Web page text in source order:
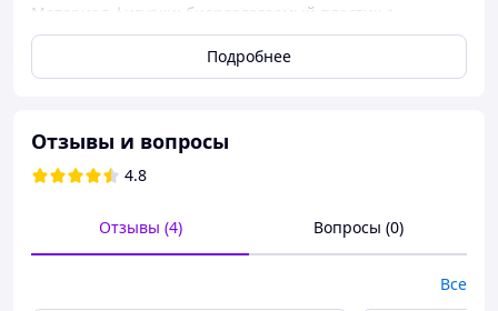
Материал фигурки: биоразлагаемый пластик с
гипсовым наполнением.
Вес: 500-600гр.
Подробнее
Отзывы и вопросы
4.8
Отзывы (4) Вопросы (0)
Все